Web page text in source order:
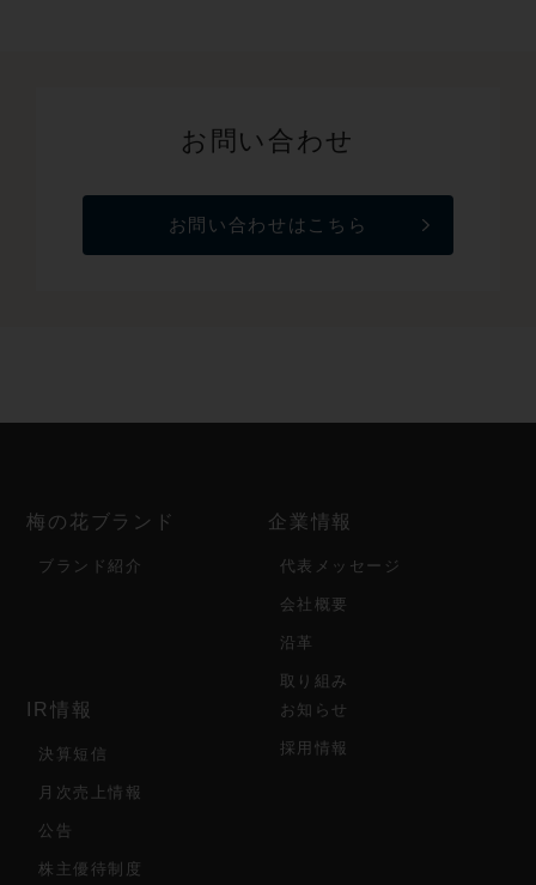
お問い合わせ
お問い合わせはこちら
梅の花ブランド
ブランド紹介
企業情報
代表メッセージ
会社概要
沿革
取り組み
IR情報
決算短信
月次売上情報
公告
株主優待制度
お知らせ
採用情報